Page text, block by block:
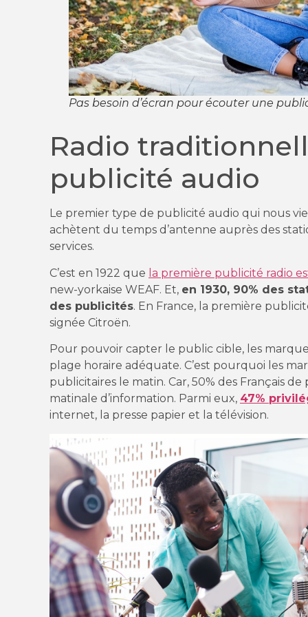
Pas besoin d’écran pour écouter une
Radio
publicité audio
Le premier type de publicité audio qui nous
achètent du temps d’antenne auprès des
services.
C’est en 1922 que la première publicité radio
new-yorkaise WEAF. Et, en 1930, 90% des
des publicités. En France, la première
signée Citroën.
Pour pouvoir capter le public cible, les
plage horaire adéquate. C’est pourquoi les
publicitaires le matin. Car, 50% des Français
matinale d’information. Parmi eux, 47%
internet, la presse papier et la télévision.